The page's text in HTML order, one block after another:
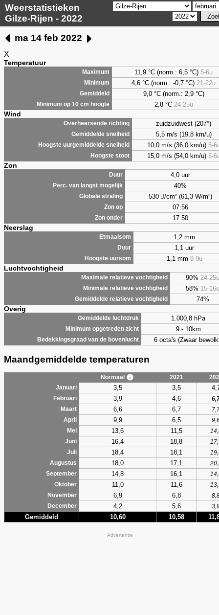
Weerstatistieken
Gilze-Rijen - 2022
ma 14 feb 2022
X
Temperatuur
Maximum 11,9 °C (norm.: 6,5 °C) 5-6u
Minimum 4,6 °C (norm.: -0,7 °C) 21-22u
Gemiddeld 9,0°C (norm.: 2,9 °C)
Minimum op 10 cm hoogte 2,8°C 24-25u
Wind
Overheersende richting zuidzuidwest (207°)
Gemiddelde snelheid 5,5 m/s (19,8 km/u)
Hoogste uurgemiddelde snelheid 10,0 m/s (36,0 km/u) 5-
Hoogste stoot 15,0 m/s (54,0 km/u) 5-
Zon
Duur 4,0 uur
Perc. van langst mogelijk 40%
Globale straling 530 J/cm² (61,3 W/m²)
Zon op 07:56
Zon onder 17:50
Neerslag
Etmaalsom 1,2 mm
Duur 1,1 uur
Hoogste uursom 1,1 mm 8-9u
Luchtvochtigheid
Maximale relatieve vochtigheid 90% 24-25u
Minimale relatieve vochtigheid 58% 15-16u
Gemiddelde relatieve vochtigheid 74%
Overig
Gemiddelde luchtdruk 1.000,8 hPa
Minimum opgetreden zicht 9 - 10km
Bedekkingsgraad van de bovenlucht 6 octa's (Zwaar
Maandgemiddelde temperaturen
Normaal 2021
Januari
3,5 3,5
Februari 3,9 4,6
Maart
6,6 6,7
April
9,9 6,5
Mei
13,6 11,5
Juni
16,4 18,8
Juli
18,4 18,1
Augustus
18,0 17,1
September
14,8 16,1
Oktober
11,0 11,6
November
6,9 6,8
December
4,2 5,6
Gemiddeld 10,60 10,58
Advertentie